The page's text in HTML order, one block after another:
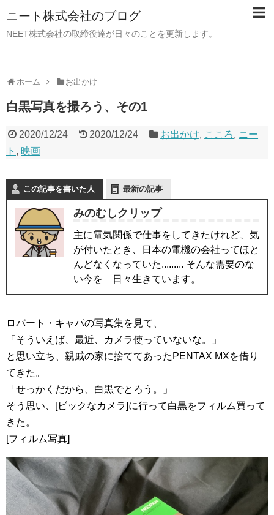
ニート株式会社のブログ
NEET株式会社の取締役達が日々のことを更新します。
ホーム お出かけ
白黒写真を撮ろう、その1
2020/12/24 2020/12/24 お出かけ, こころ, ニー
ト , 映画
この記事を書いた人 最新の記事
みのむしクリップ
主に電気関係で仕事をしてきたけれど、気
が付いたとき、日本の電機の会社ってほと
んどなくなっていた......... そんな需要のな
い今を 日々生きています。
ロバート・キャパの写真集を見て、
「そういえば、最近、カメラ使っていないな。」
と思い立ち、親戚の家に捨ててあったPENTAX MXを借り
てきた。
「せっかくだから、白黒でとろう。」
そう思い、[ビックなカメラ]に行って白黒をフィルム買って
きた。
[フィルム写真]